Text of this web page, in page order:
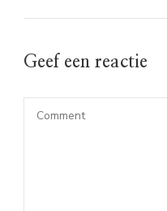
Geef een reactie